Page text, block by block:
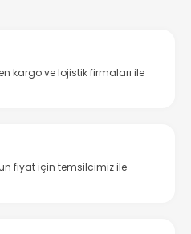
kargo ve lojistik firmaları ile
fiyat için temsilcimiz ile